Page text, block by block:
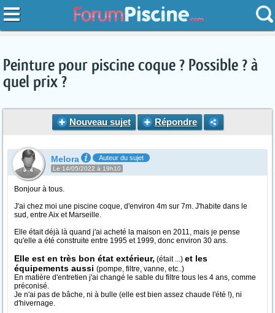
Peinture pour piscine coque ? Possible ? à
quel prix ?
Nouveau sujet Répondre
Melora Auteur du sujet
Le 14/05/2022 à 19h10
Bonjour à tous.
J'ai chez moi une piscine coque, d'environ 4m sur 7m. J'habite dans le
sud, entre Aix et Marseille.
Elle était déjà là quand j'ai acheté la maison en 2011, mais je pense
qu'elle a été construite entre 1995 et 1999, donc environ 30 ans.
Elle est en très bon état extérieur, (était ...) et les
équipements aussi (pompe, filtre, vanne, etc..)
En matière d'entretien j'ai changé le sable du filtre tous les 4 ans, comme
préconisé.
Je n'ai pas de bâche, ni à bulle (elle est bien assez chaude l'été !), ni
d'hivernage.